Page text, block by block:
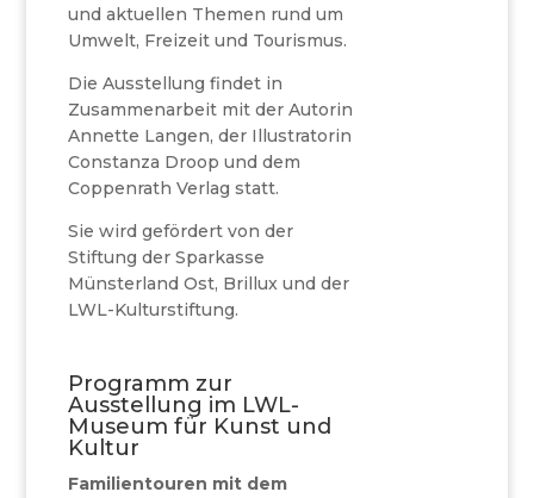
und aktuellen Themen rund um
Umwelt, Freizeit und Tourismus.
Die Ausstellung findet in
Zusammenarbeit mit der Autorin
Annette Langen, der Illustratorin
Constanza Droop und dem
Coppenrath Verlag statt.
Sie wird gefördert von der
Stiftung der Sparkasse
Münsterland Ost, Brillux und der
LWL-Kulturstiftung.
Programm zur
Ausstellung im LWL-
Museum für Kunst und
Kultur
Familientouren mit dem